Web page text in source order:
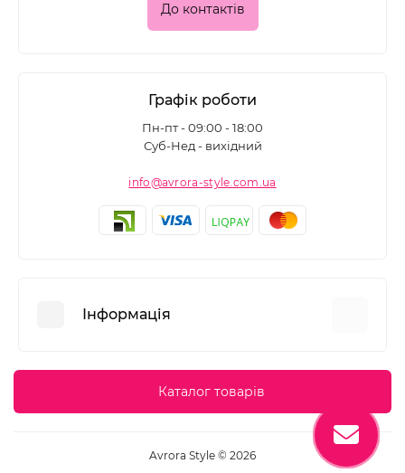
До контактів
Графік роботи
Пн-пт - 09:00 - 18:00
Суб-Нед - вихідний
info@avrora-style.com.ua
Інформація
Угода користувача
Повернення товару
Каталог товарів
Avrora Style © 2026